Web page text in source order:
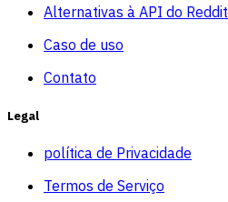
Alternativas à API do Reddit
Caso de uso
Contato
Legal
política de Privacidade
Termos de Serviço